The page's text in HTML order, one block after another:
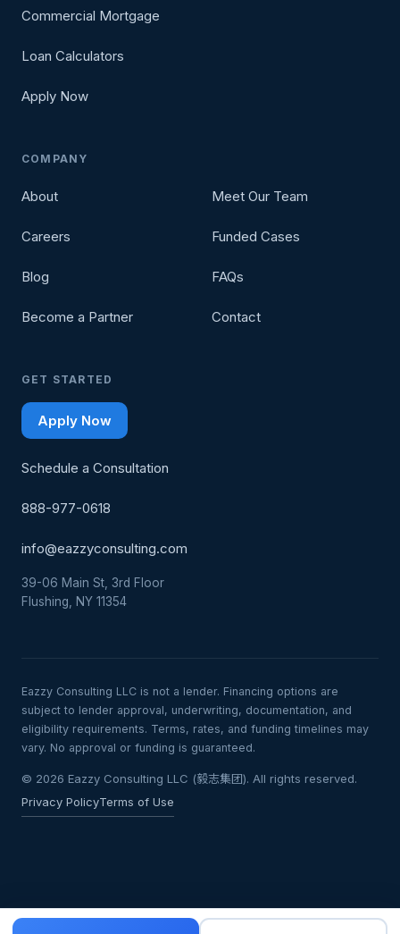
Commercial Mortgage
Loan Calculators
Apply Now
COMPANY
About Meet Our Team
Careers Funded Cases
Blog FAQs
Become a Partner Contact
GET STARTED
Apply Now
Schedule a Consultation
888-977-0618
info@eazzyconsulting.com
39-06 Main St, 3rd Floor
Flushing, NY 11354
Eazzy Consulting LLC is not a lender. Financing options are
subject to lender approval, underwriting, documentation, and
eligibility requirements. Terms, rates, and funding timelines may
vary. No approval or funding is guaranteed.
© 2026 Eazzy Consulting LLC (毅志集团). All rights reserved.
Privacy PolicyTerms of Use